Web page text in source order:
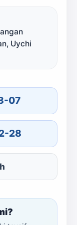
Uychi
07
28